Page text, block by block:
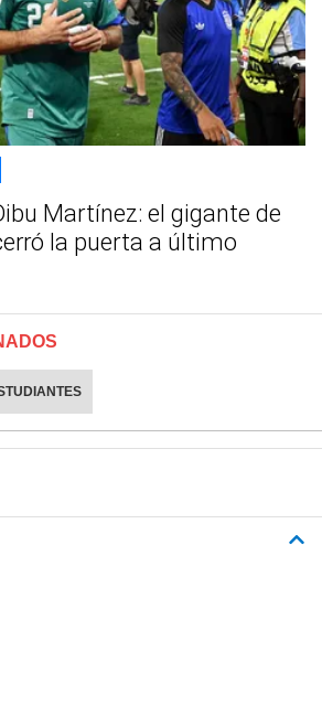
Martínez: el gigante de
la puerta a último